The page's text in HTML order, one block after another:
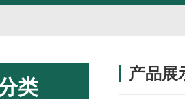
类
产品展